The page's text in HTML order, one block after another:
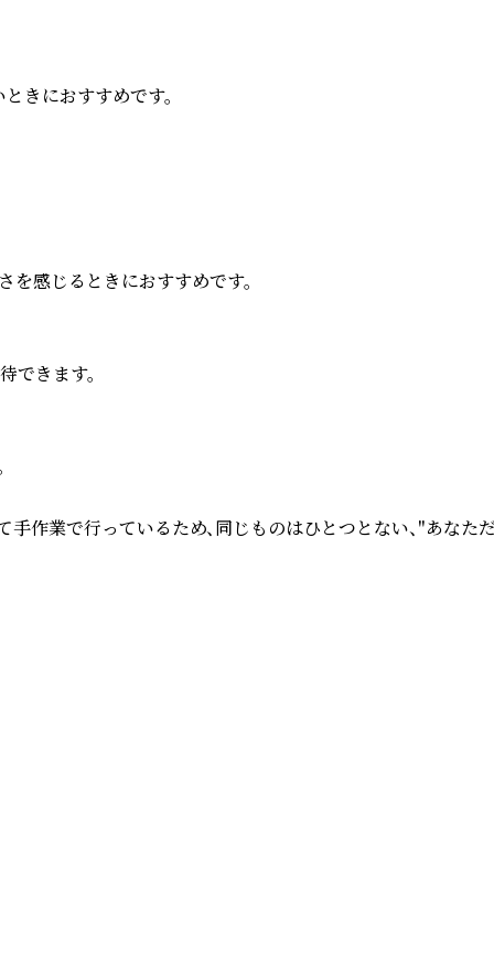
きにおすすめです。
感じるときにおすすめです。
できます。
業で行っているため、同じものはひとつとない、"あな